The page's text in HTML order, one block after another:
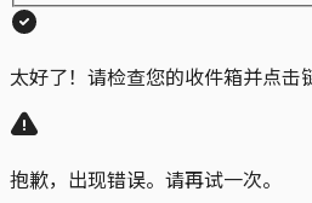
太好了！请检查您的收件箱并点击
抱歉，出现错误。请再试一次。